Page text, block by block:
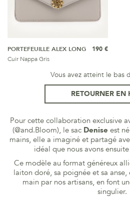
PORTEFEUILLE ALEX LONG
Cuir Nappa Gris
190 €
Vous avez atteint le bas
RETOURNER EN
Pour cette collaboration exclusive
(@and.Bloom), le sac Denise est
mains, elle a imaginé et partagé
idéal que nous avons
Ce modèle au format généreux
laiton doré, sa poignée et sa anse,
main par nos artisans, en font
singulier.